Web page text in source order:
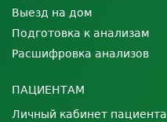
Выезд на дом
Подготовка к анализам
Расшифровка анализов
ПАЦИЕНТАМ
Личный кабинет пациента